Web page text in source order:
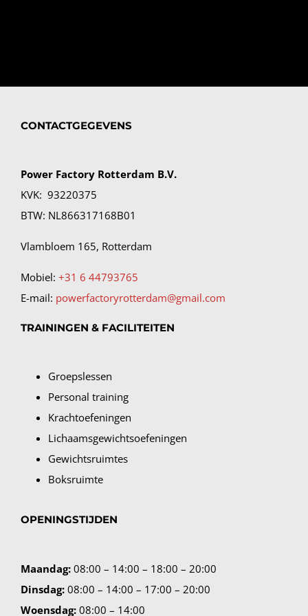
CONTACTGEGEVENS
Power Factory Rotterdam B.V.
KVK: 93220375
BTW: NL866317168B01
Vlambloem 165, Rotterdam
Mobiel: +31 6 44793765
E-mail: powerfactoryrotterdam@gmail.com
TRAININGEN & FACILITEITEN
Groepslessen
Personal training
Krachtoefeningen
Lichaamsgewichtsoefeningen
Gewichtsruimtes
Boksruimte
OPENINGSTIJDEN
Maandag:08:00 – 14:00 – 18:00 – 20:00
Dinsdag:08:00 – 14:00 – 17:00 – 20:00
Woensdag:08:00 – 14:00